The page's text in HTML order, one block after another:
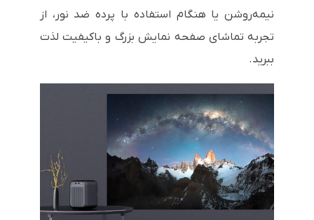
نیمه‌روشن یا هنگام استفاده با پرده ضد نور، از
تجربه تماشای صفحه نمایش بزرگ و باکیفیت لذت
ببرید.